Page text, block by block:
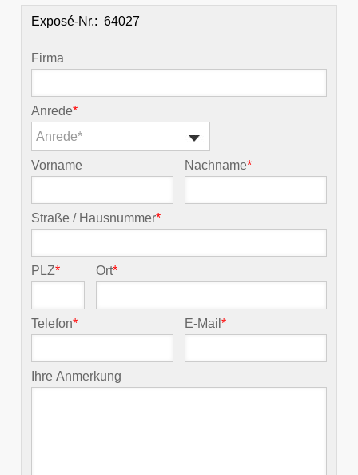
Exposé-Nr.:
Firma
Anrede*
Anrede*
Vorname Nachname*
Straße / Hausnummer*
PLZ* Ort*
Telefon* E-Mail*
Ihre Anmerkung